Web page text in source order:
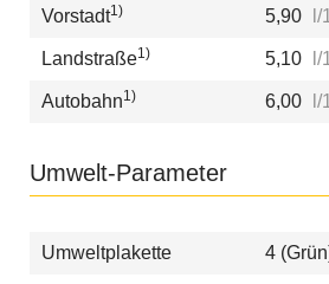
Vorstadt1) 5,90
Landstraße1) 5,10
Autobahn1) 6,00
Umwelt-Parameter
Umweltplakette 4